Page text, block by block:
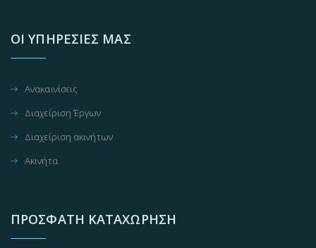
ΟΙ ΥΠΗΡΕΣΊΕΣ ΜΑΣ
Ανακαινίσεις
Διαχείριση Έργων
Διαχείριση ακινήτων
Ακινήτα
ΠΡΌΣΦΑΤΗ ΚΑΤΑΧΏΡΗΣΗ